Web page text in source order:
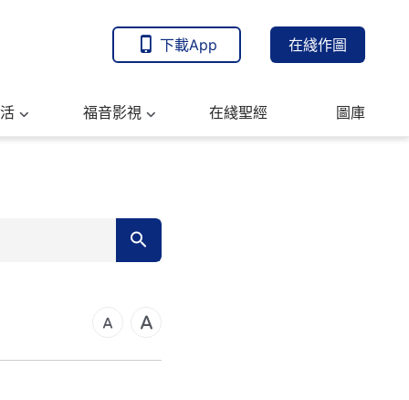
下載App 在綫作圖
福音影視 在綫聖經 圖庫